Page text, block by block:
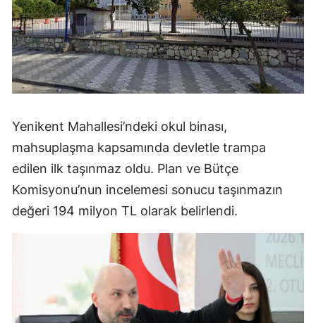
Yenikent Mahallesi’ndeki okul binası,
mahsuplaşma kapsamında devletle trampa
edilen ilk taşınmaz oldu. Plan ve Bütçe
Komisyonu’nun incelemesi sonucu taşınmazın
değeri 194 milyon TL olarak belirlendi.